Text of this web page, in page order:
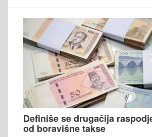
Definiše se drugačija
od boravišne takse